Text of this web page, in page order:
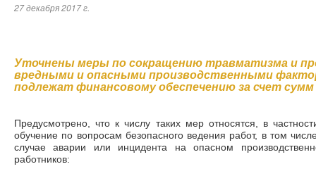
27 декабря 2017 г.
Уточнены меры по сокращению травматизма и
вредными и опасными производственными
подлежат финансовому обеспечению за счет
Предусмотрено, что к числу таких мер относятся, в
обучение по вопросам безопасного ведения работ, в том
случае аварии или инцидента на опасном
работников: